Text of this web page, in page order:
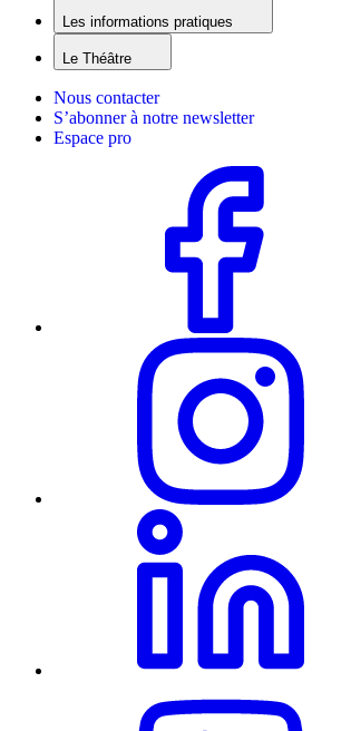
Les informations pratiques
Le Théâtre
Nous contacter
S’abonner à notre newsletter
Espace pro